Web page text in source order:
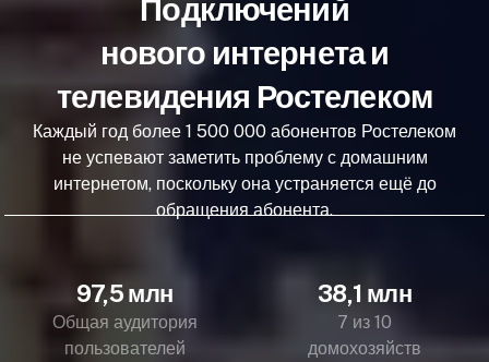
Подключений
нового интернета и
телевидения Ростелеком
Каждый год более 1 500 000 абонентов Ростелеком
не успевают заметить проблему с домашним
интернетом, поскольку она устраняется ещё до
обращения абонента.
97,5 млн
Общая аудитория
пользователей
38,1 млн
7 из 10
домохозяйств